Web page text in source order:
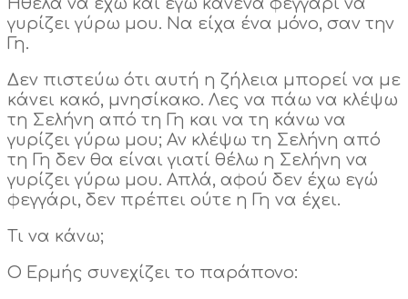
Ήθελα να έχω και εγώ κανένα φεγγάρι να
γυρίζει γύρω μου. Να είχα ένα μόνο, σαν την
Γη.
Δεν πιστεύω ότι αυτή η ζήλεια μπορεί να με
κάνει κακό, μνησίκακο. Λες να πάω να κλέψω
τη Σελήνη από τη Γη και να τη κάνω να
γυρίζει γύρω μου; Αν κλέψω τη Σελήνη από
τη Γη δεν θα είναι γιατί θέλω η Σελήνη να
γυρίζει γύρω μου. Απλά, αφού δεν έχω εγώ
φεγγάρι, δεν πρέπει ούτε η Γη να έχει.
Τι να κάνω;
Ο Ερμής συνεχίζει το παράπονο: